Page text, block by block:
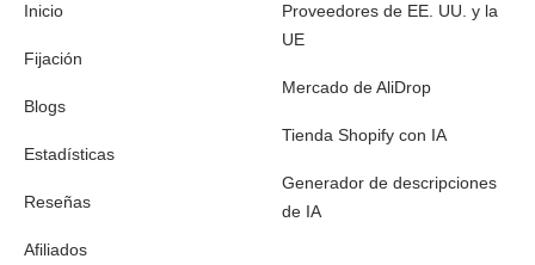
Inicio
Fijación
Blogs
Estadísticas
Reseñas
Afiliados
Proveedores de EE. UU. y la
UE
Mercado de AliDrop
Tienda Shopify con IA
Generador de descripciones
de IA